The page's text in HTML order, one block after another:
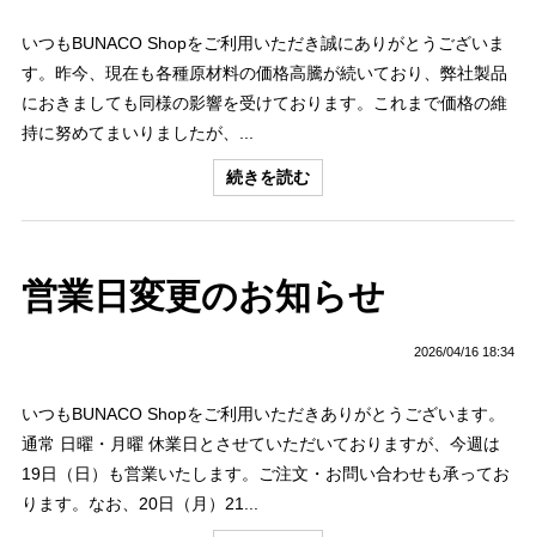
いつもBUNACO Shopをご利用いただき誠にありがとうございま
す。昨今、現在も各種原材料の価格高騰が続いており、弊社製品
におきましても同様の影響を受けております。これまで価格の維
持に努めてまいりましたが、...
続きを読む
営業日変更のお知らせ
2026/04/16 18:34
いつもBUNACO Shopをご利用いただきありがとうございます。
通常 日曜・月曜 休業日とさせていただいておりますが、今週は
19日（日）も営業いたします。ご注文・お問い合わせも承ってお
ります。なお、20日（月）21...